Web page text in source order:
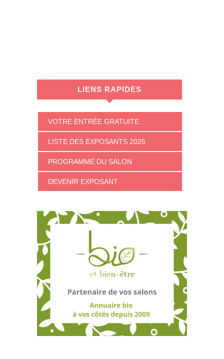
LIENS RAPIDES
VOTRE ENTRÉE GRATUITE
LISTE DES EXPOSANTS 2025
PROGRAMME DU SALON
DEVENIR EXPOSANT